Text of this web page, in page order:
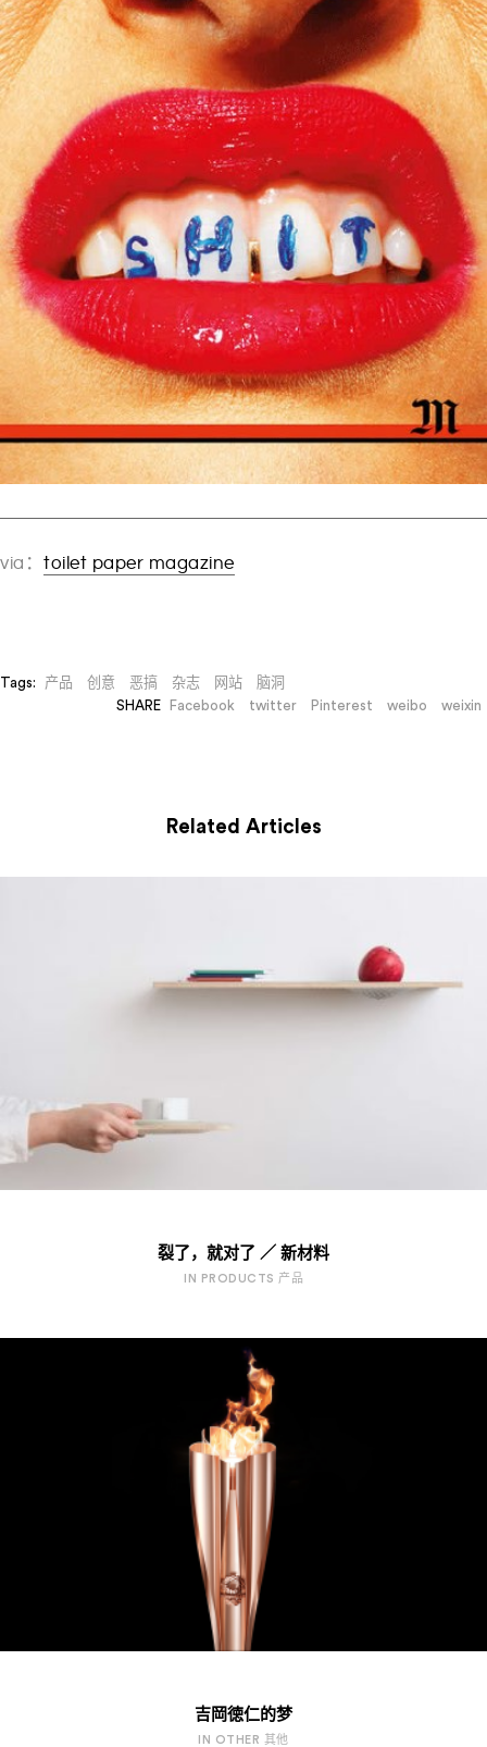
via： toilet paper magazine
Tags: 产品 创意 恶搞 杂志 网站
脑洞
SHARE
Facebook twitter Pinterest weibo weixin
Related Articles
裂了，就对了 ／ 新材料
IN PRODUCTS 产品
吉岡徳仁的梦
IN OTHER 其他